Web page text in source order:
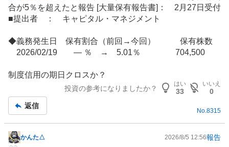
合が5％を超えたと報告 [大量保有報告書]： 2月27日受付
■提出者 ： キャピタル・マネジメント
◆義務発生日 保有割合（前回→今回） 保有株数
2026/02/19 ― ％ → 5.01％ 704,500
制度信用の期日クロスか？
投資の参考になりましたか？
はい
33
いいえ
0
返信
No.8315
掲
かんた△ 2026/8/5 12:56報告